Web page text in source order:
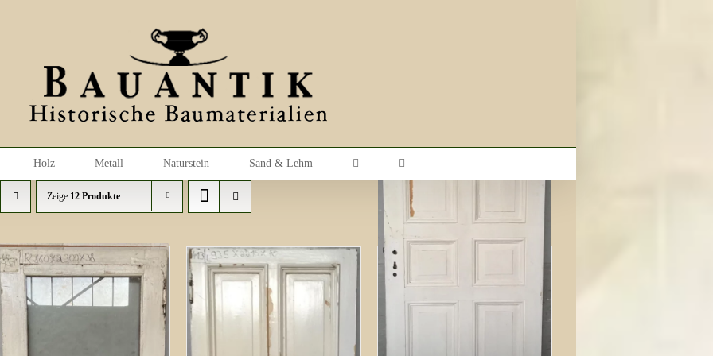
Holz Metall Naturstein Sand & Lehm
Zeige 12 Produkte
Holz Zimmertür Nr. 414 mit
6 Kassetten Gründerzeit
150,00€